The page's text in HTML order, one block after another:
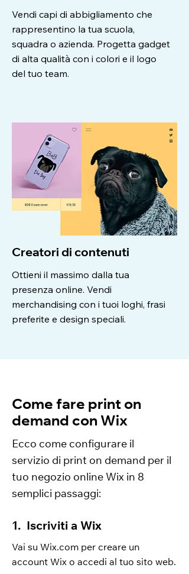
Vendi capi di abbigliamento che
rappresentino la tua scuola,
squadra o azienda. Progetta gadget
di alta qualità con i colori e il logo
del tuo team.
Creatori di contenuti
Ottieni il massimo dalla tua
presenza online. Vendi
merchandising con i tuoi loghi, frasi
preferite e design speciali.
Come fare print on
demand con Wix
Ecco come configurare il
servizio di print on demand per il
tuo negozio online Wix in 8
semplici passaggi:
1. Iscriviti a Wix
Vai su Wix.com per creare un
account Wix o accedi al tuo sito web.